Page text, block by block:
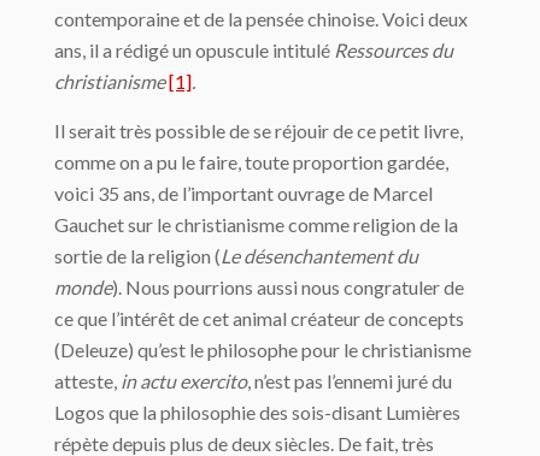
contemporaine et de la pensée chinoise. Voici deux
ans, il a rédigé un opuscule intitulé Ressources du
christianisme[1].
Il serait très possible de se réjouir de ce petit livre,
comme on a pu le faire, toute proportion gardée,
voici 35 ans, de l’important ouvrage de Marcel
Gauchet sur le christianisme comme religion de la
sortie de la religion (Le désenchantement du
monde). Nous pourrions aussi nous congratuler de
ce que l’intérêt de cet animal créateur de concepts
(Deleuze) qu’est le philosophe pour le christianisme
atteste, in actu exercito, n’est pas l’ennemi juré du
Logos que la philosophie des sois-disant Lumières
répète depuis plus de deux siècles. De fait, très